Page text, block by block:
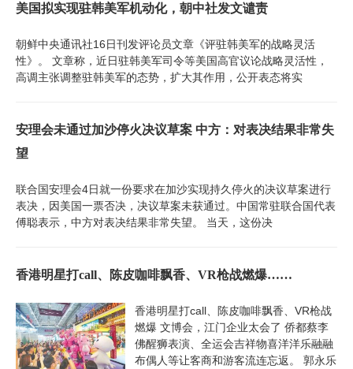
美国拟实现驻韩美军机动化，朝中社发文谴责
朝鲜中央通讯社16日刊发评论员文章《评驻韩美军的战略灵活
性》。 文章称，近日驻韩美军司令等美国高官议论战略灵活性，
高调主张调整驻韩美军的态势，扩大其作用，公开表态将实
安理会未通过加沙停火决议草案 中方：对表决结果非常失
望
联合国安理会4日就一份要求在加沙实现持久停火的决议草案进行
表决，因美国一票否决，决议草案未获通过。中国常驻联合国代表
傅聪表示，中方对表决结果非常失望。 当天，这份决
香港明星打call、陈皮咖啡飘香、VR枪战燃爆……
香港明星打call、陈皮咖啡飘香、VR枪战
燃爆 文博会，江门企业太会了 侨都蔡李
佛醒狮表演、全运会吉祥物喜洋洋乐融融
布偶人等让客商和游客流连忘返。 郭永乐